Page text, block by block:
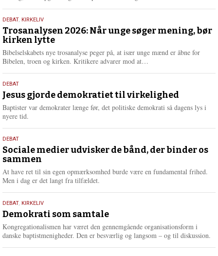
e
2.
juni
2026
DEBAT, KIRKELIV
Trosanalysen 2026: Når unge søger mening, bør
kirken lytte
Bibelselskabets nye trosanalyse peger på, at især unge mænd er åbne for
Bibelen, troen og kirken. Kritikere advarer mod at…
e
e
18.
maj
2026
DEBAT
Jesus gjorde demokratiet til virkelighed
Baptister var demokrater længe før, det politiske demokrati så dagens lys i
nyere tid.
18.
maj
2026
DEBAT
Sociale medier udvisker de bånd, der binder os
sammen
At have ret til sin egen opmærksomhed burde være en fundamental frihed.
Men i dag er det langt fra tilfældet.
18.
maj
2026
DEBAT, KIRKELIV
Demokrati som samtale
Kongregationalismen har været den gennemgående organisationsform i
danske baptistmenigheder. Den er besværlig og langsom – og til diskussion.